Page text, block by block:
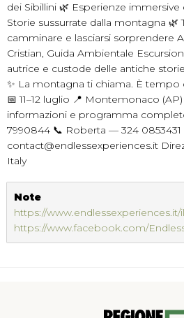
dei Sibillini 🌿 Esperienze
Storie sussurrate dalla montagna 🌿
camminare e lasciarsi sorprendere
Cristian, Guida Ambientale
autrice e custode delle antiche
✨ La montagna ti chiama. È
📅 11–12 luglio 📍 Montemonaco
informazioni e programma
7990844 📞 Roberta — 324 0853431
contact@endlessexperiences.it
Italy
Note
https://www.endlessexperiences.it/
https://www.facebook.com/